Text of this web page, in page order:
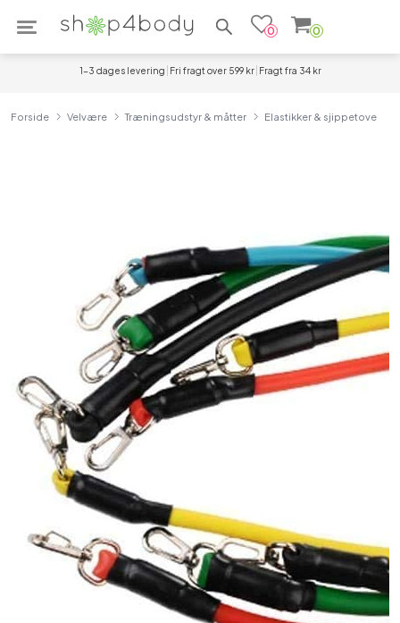
Søg efter produkter
0 0
1-3 dages levering Fri fragt over 599 kr Fragt fra 34 kr
Forside Velvære Træningsudstyr & måtter Elastikker & sjippetove